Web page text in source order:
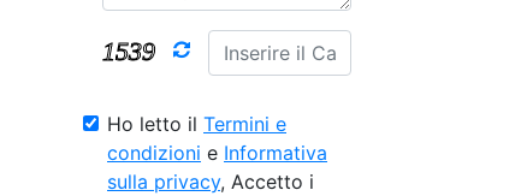
Ho letto il Termini e
condizioni e Informativa
sulla privacy, Accetto i